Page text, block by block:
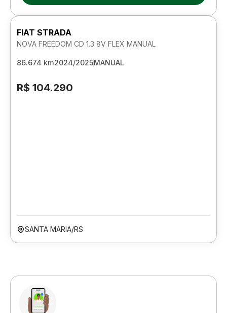
FIAT STRADA
NOVA FREEDOM CD 1.3 8V FLEX MANUAL
86.674 km2024/2025MANUAL
R$ 104.290
SANTA MARIA/RS